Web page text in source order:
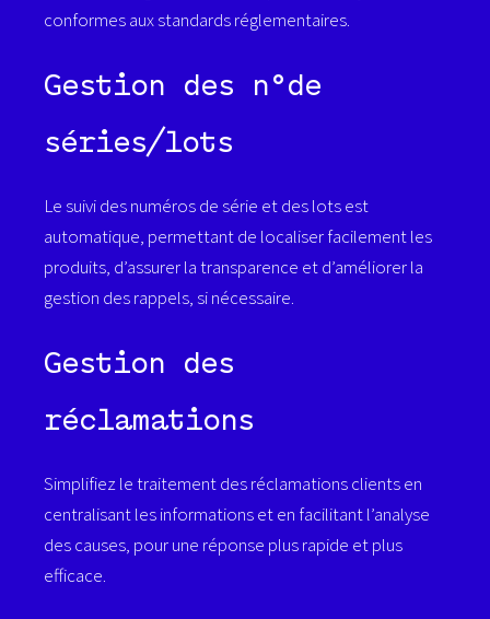
conformes aux standards réglementaires.
Gestion des n°de
séries/lots
Le suivi des numéros de série et des lots est
automatique, permettant de localiser facilement les
produits, d’assurer la transparence et d’améliorer la
gestion des rappels, si nécessaire.
Gestion des
réclamations
Simplifiez le traitement des réclamations clients en
centralisant les informations et en facilitant l’analyse
des causes, pour une réponse plus rapide et plus
efficace.